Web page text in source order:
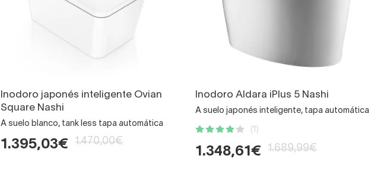
Inodoro japonés inteligente Ovian
Square Nashi
A suelo blanco, tank less tapa automática
1.395,03€ 1.470,00€
Inodoro Aldara iPlus 5 Nashi
A suelo japonés inteligente, tapa automática
(1)
1.348,61€ 1.689,99€